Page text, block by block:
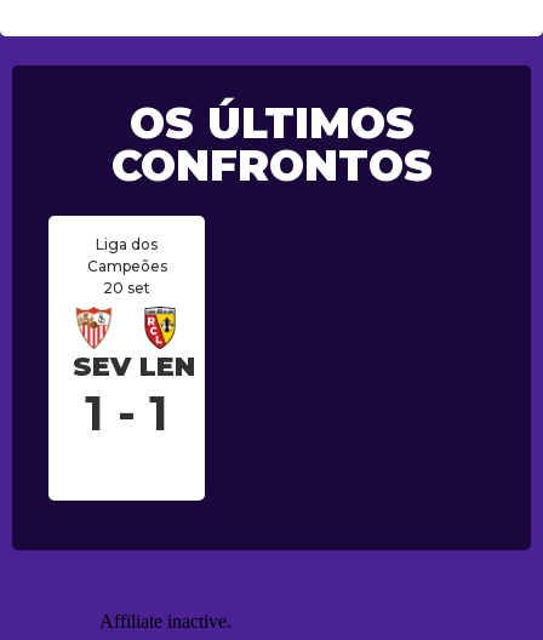
OS ÚLTIMOS
CONFRONTOS
Liga dos
Campeões
20 set
SEV LEN
1 - 1